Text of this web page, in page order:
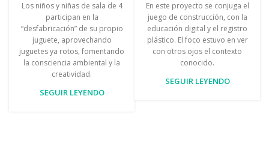
Los niños y niñas de sala de 4
participan en la
“desfabricación” de su propio
juguete, aprovechando
juguetes ya rotos, fomentando
la consciencia ambiental y la
creatividad.
SEGUIR LEYENDO
En este proyecto se conjuga el
juego de construcción, con la
educación digital y el registro
plástico. El foco estuvo en ver
con otros ojos el contexto
conocido.
SEGUIR LEYENDO